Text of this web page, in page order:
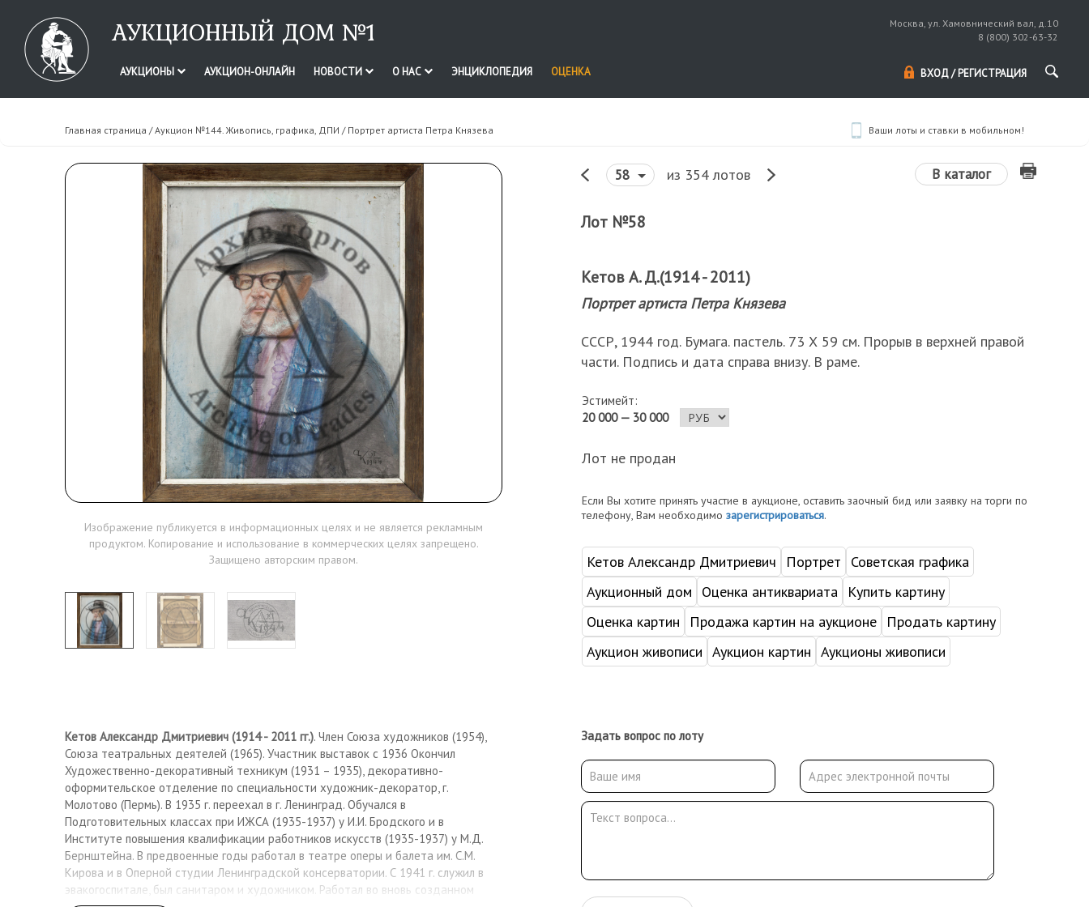
АУКЦИОННЫЙ ДОМ №1
Москва, ул. Хамовнический вал, д.10
8 (800) 302-63-32
АУКЦИОНЫ АУКЦИОН-ОНЛАЙН НОВОСТИ О НАС ЭНЦИКЛОПЕДИЯ ОЦЕНКА ВХОД / РЕГИСТРАЦИЯ
Главная страница /Аукцион №144. Живопись, графика, ДПИ / Портрет артиста Петра Князева Ваши лоты и ставки в мобильном!
Изображение публикуется в информационных целях и не является рекламным
продуктом. Копирование и использование в коммерческих целях запрещено.
Защищено авторским правом.
58 из 354 лотов В каталог
Лот №58
Кетов А. Д.(1914 - 2011)
Портрет артиста Петра Князева
СССР, 1944 год. Бумага. пастель. 73 Х 59 см. Прорыв в верхней правой
части. Подпись и дата справа внизу. В раме.
Эстимейт:
20 000 — 30 000
Лот не продан
Если Вы хотите принять участие в аукционе, оставить заочный бид или заявку на торги по
телефону, Вам необходимо зарегистрироваться.
Кетов Александр Дмитриевич Портрет
Советская графика
Аукционный дом
Оценка антиквариата
Купить картину
Оценка картин
Продажа картин на аукционе
Продать картину
Аукцион живописи Аукцион картин Аукционы живописи
Кетов Александр Дмитриевич (1914 - 2011 гг.). Член Союза художников (1954),
Союза театральных деятелей (1965). Участник выставок с 1936 Окончил
Художественно-декоративный техникум (1931 – 1935), декоративно-
оформительское отделение по специальности художник-декоратор, г.
Молотово (Пермь). В 1935 г. переехал в г. Ленинград. Обучался в
Подготовительных классах при ИЖСА (1935-1937) у И.И. Бродского и в
Институте повышения квалификации работников искусств (1935-1937) у М.Д.
Бернштейна. В предвоенные годы работал в театре оперы и балета им. С.М.
Кирова и в Оперной студии Ленинградской консерватории. С 1941 г. служил в
эвакогоспитале, был санитаром и художником. Работал во вновь созданном
Задать вопрос по лоту